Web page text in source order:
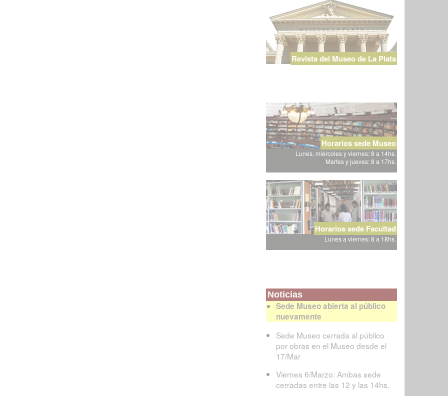
Revista del Museo de La Plata
Horarios sede Museo
Lunes, miércoles y viernes: 8 a 14hs.
Martes y jueves: 8 a 17hs.
Horarios sede Facultad
Lunes a viernes: 8 a 18hs.
Noticias
Sede Museo abierta al público
nuevamente
Sede Museo cerrada al público
por obras en el Museo desde el
17/Mar
Viernes 6/Marzo: Ambas sede
cerradas entre las 12 y las 14hs.